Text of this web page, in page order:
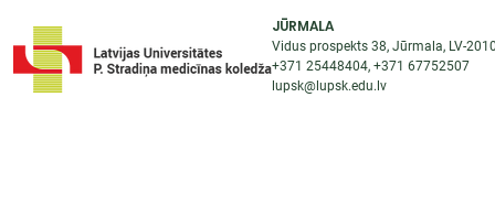
JŪRMALA
Vidus prospekts 38, Jūrmala, LV-
+371 25448404, +371 67752507
lupsk@lupsk.edu.lv